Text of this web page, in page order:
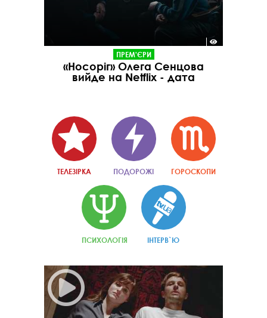
ПРЕМ'ЄРИ
«Носоріг» Олега Сенцова
вийде на Netflix - дата
ТЕЛЕЗІРКА ПОДОРОЖІ ГОРОСКОПИ
ПСИХОЛОГІЯ ІНТЕРВ`Ю